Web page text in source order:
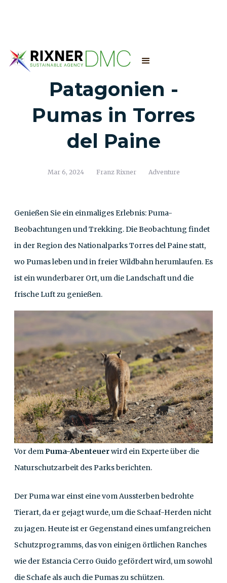
Patagonien -
Pumas in Torres
del Paine
Mar 6, 2024 Franz Rixner Adventure
Genießen Sie ein einmaliges Erlebnis: Puma-
Beobachtungen und Trekking. Die Beobachtung findet
in der Region des Nationalparks Torres del Paine statt,
wo Pumas leben und in freier Wildbahn herumlaufen. Es
ist ein wunderbarer Ort, um die Landschaft und die
frische Luft zu genießen.
Vor demPuma-Abenteuerwird ein Experte über die
Naturschutzarbeit des Parks berichten.
Der Puma war einst eine vom Aussterben bedrohte
Tierart, da er gejagt wurde, um die Schaaf-Herden nicht
zu jagen. Heute ist er Gegenstand eines umfangreichen
Schutzprogramms, das von einigen örtlichen Ranches
wie der Estancia Cerro Guido gefördert wird, um sowohl
die Schafe als auch die Pumas zu schützen.